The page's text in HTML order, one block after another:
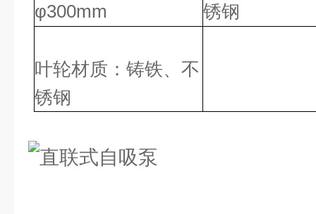
φ300mm
锈钢
叶轮材质 ：铸铁、不
锈钢